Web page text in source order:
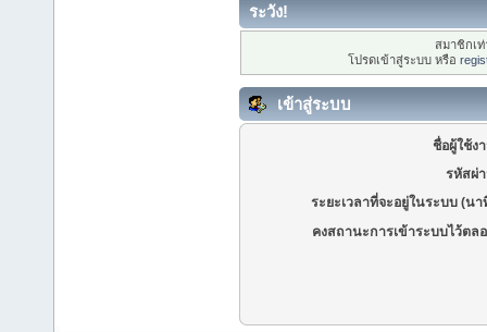
ระวัง!
สมาชิกเ
โปรดเข้าสู่ระบบ หรือ
เข้าสู่ระบบ
ชื่อผู้ใช้ง
รหัสผ่
ระยะเวลาที่จะอยู่ในระบบ (นา
คงสถานะการเข้าระบบไว้ตล